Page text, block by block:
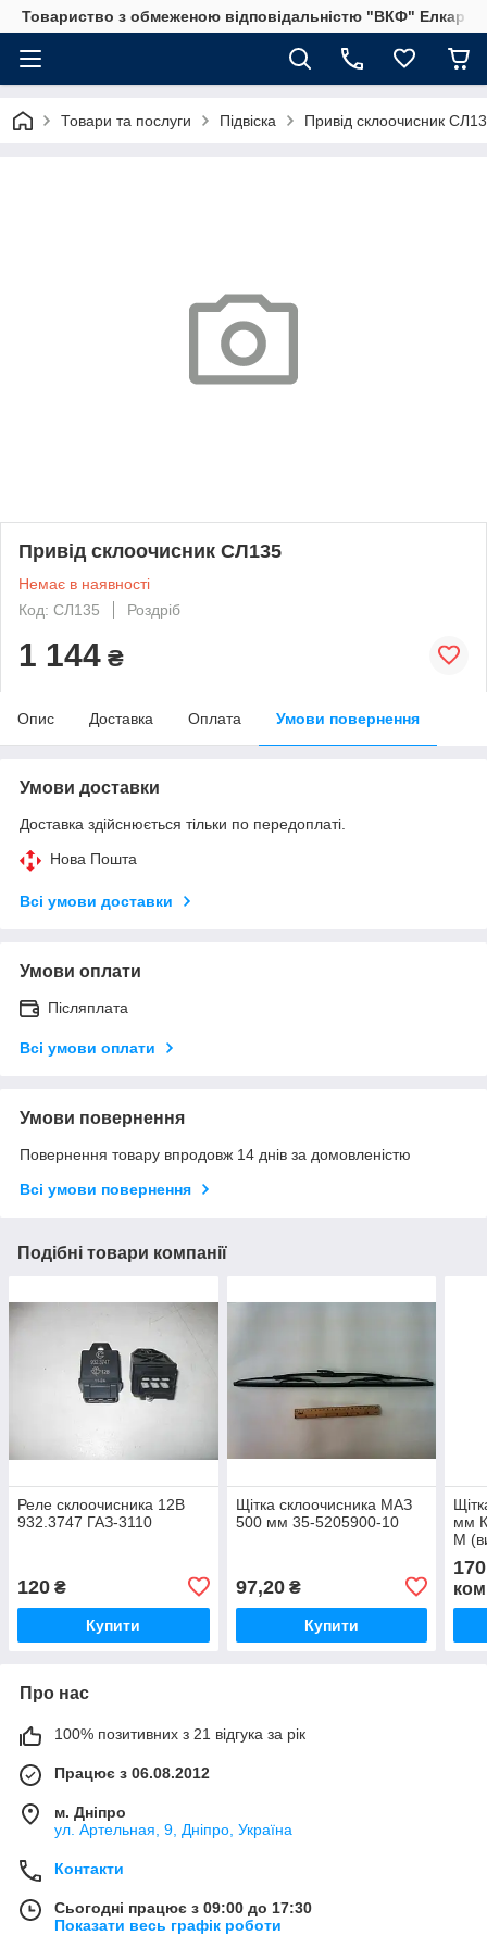
Товариство з обмеженою відповідальністю "ВКФ" Елкар"
Товари та послуги Підвіска Привід склоочисник
Привід склоочисник СЛ135
Немає в наявності
Код: СЛ135
Роздріб
1 144 ₴
Опис Доставка Оплата Умови повернення
Умови доставки
Доставка здійснюється тільки по передоплаті.
Нова Пошта
Всі умови доставки
Умови оплати
Післяплата
Всі умови оплати
Умови повернення
Повернення товару впродовж 14 днів за домовленістю
Всі умови повернення
Подібні товари компанії
Реле склоочисника 12В
932.3747 ГАЗ-3110
120 ₴
Купити
Щітка склоочисника МАЗ
500 мм 35-5205900-10
97,20₴
Купити
мм
М
Про нас
100% позитивних з 21 відгука за рік
Працює з 06.08.2012
м. Дніпро
ул. Артельная, 9, Дніпро, Україна
Контакти
Сьогодні працює з 09:00 до 17:30
Показати весь графік роботи